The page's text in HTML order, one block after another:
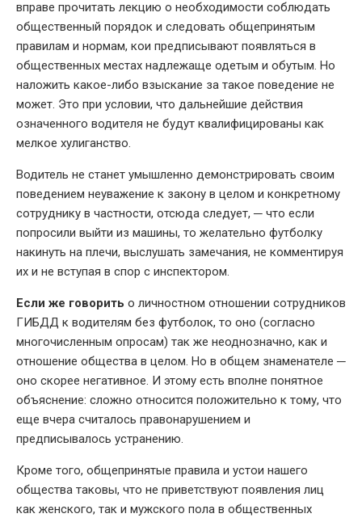
вправе прочитать лекцию о необходимости соблюдать
общественный порядок и следовать общепринятым
правилам и нормам, кои предписывают появляться в
общественных местах надлежаще одетым и обутым. Но
наложить какое-либо взыскание за такое поведение не
может. Это при условии, что дальнейшие действия
означенного водителя не будут квалифицированы как
мелкое хулиганство.
Водитель не станет умышленно демонстрировать своим
поведением неуважение к закону в целом и конкретному
сотруднику в частности, отсюда следует, ─ что если
попросили выйти из машины, то желательно футболку
накинуть на плечи, выслушать замечания, не комментируя
их и не вступая в спор с инспектором.
Если же говорить о личностном отношении сотрудников
ГИБДД к водителям без футболок, то оно (согласно
многочисленным опросам) так же неоднозначно, как и
отношение общества в целом. Но в общем знаменателе ─
оно скорее негативное. И этому есть вполне понятное
объяснение: сложно относится положительно к тому, что
еще вчера считалось правонарушением и
предписывалось устранению.
Кроме того, общепринятые правила и устои нашего
общества таковы, что не приветствуют появления лиц
как женского, так и мужского пола в общественных